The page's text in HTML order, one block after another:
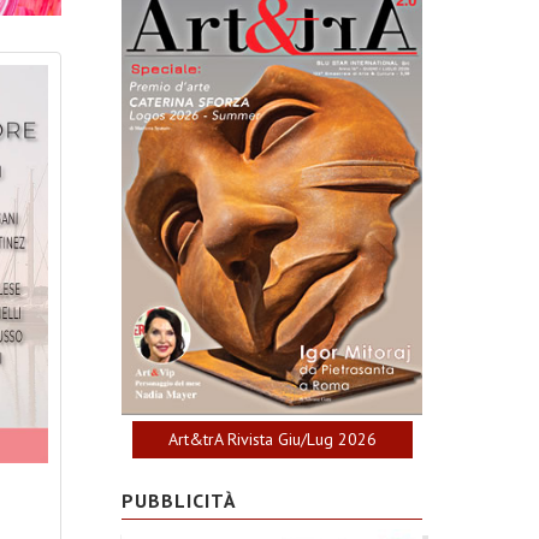
Art&trA Rivista Giu/Lug 2026
PUBBLICITÀ